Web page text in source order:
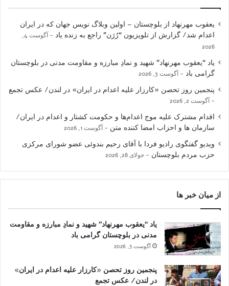
یعقوب مهرنهاد از بلوچستان – اولین وبلاگ نویس جهان که در ایران
اعدام شد/ گزارش از تلویزیون “رُژن” راجع به زنده یاد
آگوست 4,
2026
یاد “یعقوب مهرنهاد” شهید و نمادِ مبارزه و مقاومت مدنی در بلوچستان
گرامی باد
آگوست 3, 2026
پنجمین روز تحصن «کارزار علیه اعدام در ایران» در لندن/ عکس تجمع
آگوست 2, 2026
اقدام مشترک علیه موج اعدام‌ها و حکومت کشتار و اعدام در ایران/
سازمان ها و احزاب امضا کننده متن
آگوست 1, 2026
ویدیو گفتگوی رادیو فردا با آقای رحیم بندوئی عضو شورای مرکزی
حزب مردم بلوچستان
جولای 28, 2026
از میان خبر ها
یاد “یعقوب مهرنهاد” شهید و نمادِ مبارزه و مقاومت
مدنی در بلوچستان گرامی باد
آگوست 3, 2026
پنجمین روز تحصن «کارزار علیه اعدام در ایران»
در لندن/ عکس تجمع